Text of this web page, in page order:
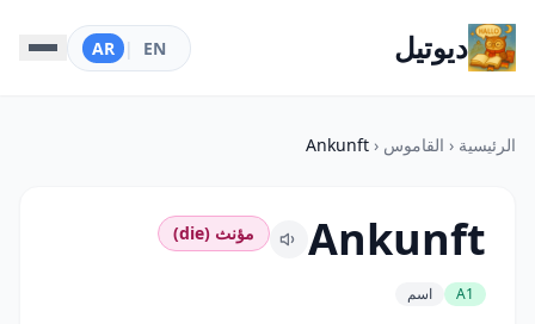
ديوتيل EN
|
AR
الرئيسية ‹ القاموس ‹
Ankunft
Ankunft مؤنث (die)
A1 اسم